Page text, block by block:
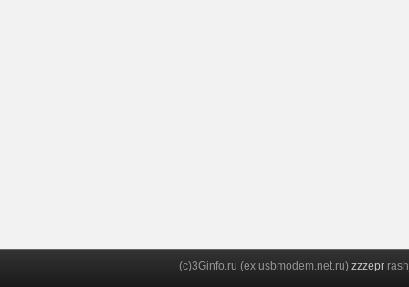
(c)3Ginfo.ru (ex usbmodem.net.ru) zzzepr